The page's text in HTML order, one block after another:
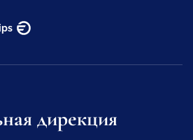
дирекция